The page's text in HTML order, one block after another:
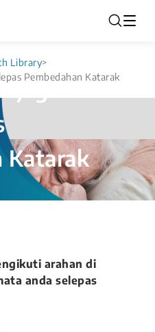
Library>
Pembedahan Katarak
Katarak
arahan di
anda selepas